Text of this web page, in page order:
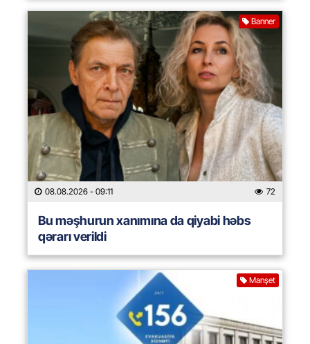
Banner
08.08.2026 - 09:11 72
Bu məşhurun xanımına da qiyabi həbs
qərarı verildi
Manşet